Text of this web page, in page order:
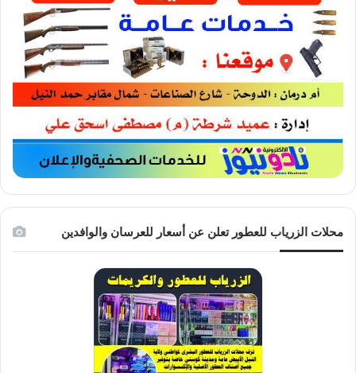
محلات الزرياب للعطور تعلن عن أسعار للعرسان والوافدين